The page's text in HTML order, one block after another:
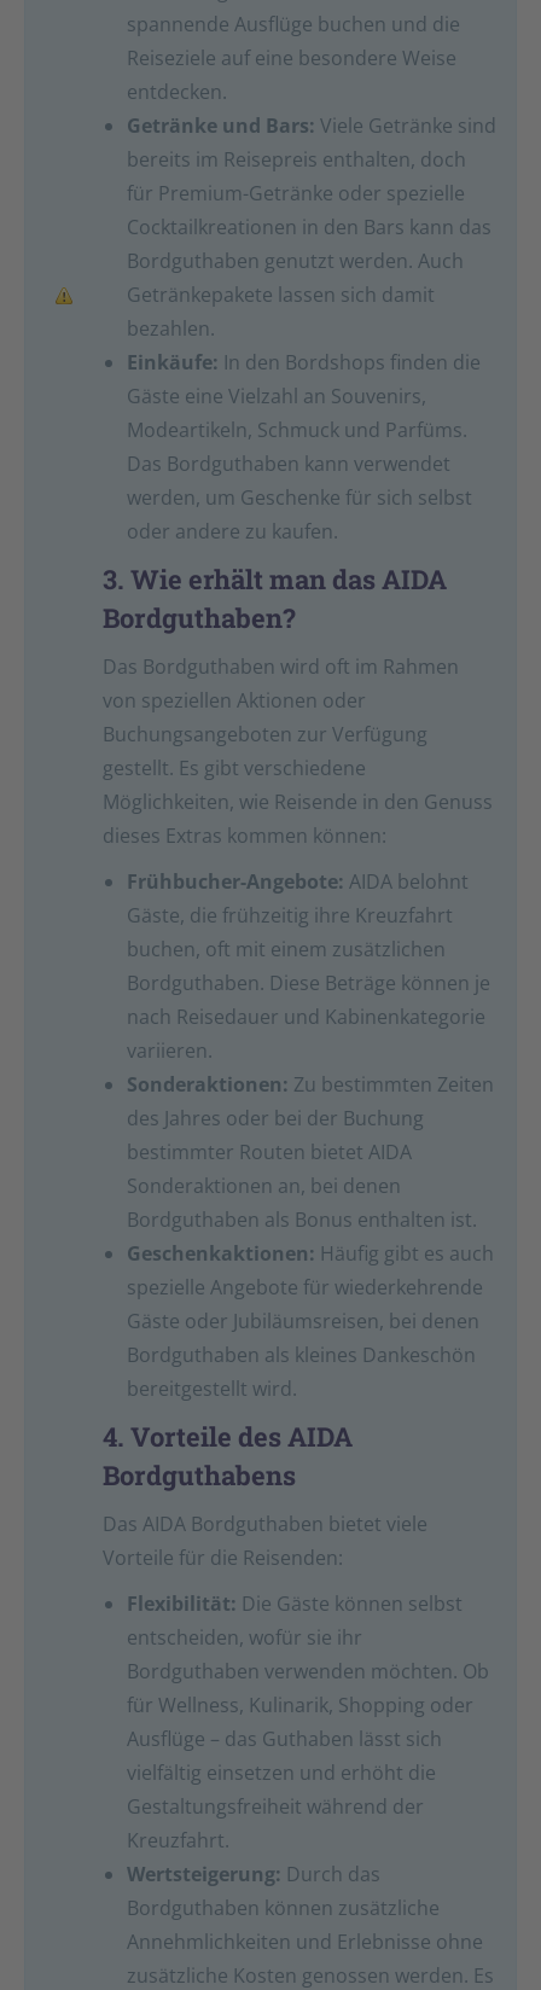
spannende Ausflüge buchen und die
Reiseziele auf eine besondere Weise
entdecken.
Getränke und Bars: Viele Getränke sind
bereits im Reisepreis enthalten, doch
für Premium-Getränke oder spezielle
Cocktailkreationen in den Bars kann das
Bordguthaben genutzt werden. Auch
Getränkepakete lassen sich damit
bezahlen.
Einkäufe: In den Bordshops finden die
Gäste eine Vielzahl an Souvenirs,
Modeartikeln, Schmuck und Parfüms.
Das Bordguthaben kann verwendet
werden, um Geschenke für sich selbst
oder andere zu kaufen.
3. Wie erhält man das AIDA
Bordguthaben?
Das Bordguthaben wird oft im Rahmen
von speziellen Aktionen oder
Buchungsangeboten zur Verfügung
gestellt. Es gibt verschiedene
Möglichkeiten, wie Reisende in den Genuss
dieses Extras kommen können:
Frühbucher-Angebote: AIDA belohnt
Gäste, die frühzeitig ihre Kreuzfahrt
buchen, oft mit einem zusätzlichen
Bordguthaben. Diese Beträge können je
nach Reisedauer und Kabinenkategorie
variieren.
Sonderaktionen: Zu bestimmten Zeiten
des Jahres oder bei der Buchung
bestimmter Routen bietet AIDA
Sonderaktionen an, bei denen
Bordguthaben als Bonus enthalten ist.
Geschenkaktionen: Häufig gibt es auch
spezielle Angebote für wiederkehrende
Gäste oder Jubiläumsreisen, bei denen
Bordguthaben als kleines Dankeschön
bereitgestellt wird.
4. Vorteile des AIDA
Bordguthabens
Das AIDA Bordguthaben bietet viele
Vorteile für die Reisenden:
Flexibilität: Die Gäste können selbst
entscheiden, wofür sie ihr
Bordguthaben verwenden möchten. Ob
für Wellness, Kulinarik, Shopping oder
Ausflüge – das Guthaben lässt sich
vielfältig einsetzen und erhöht die
Gestaltungsfreiheit während der
Kreuzfahrt.
Wertsteigerung: Durch das
Bordguthaben können zusätzliche
Annehmlichkeiten und Erlebnisse ohne
zusätzliche Kosten genossen werden. Es